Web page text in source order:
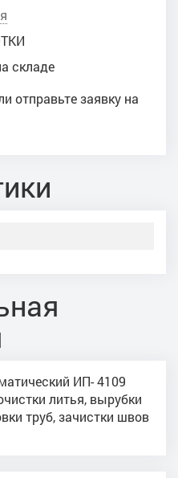
складе
отправьте заявку на
ИП- 4109
литья, вырубки
труб, зачистки швов